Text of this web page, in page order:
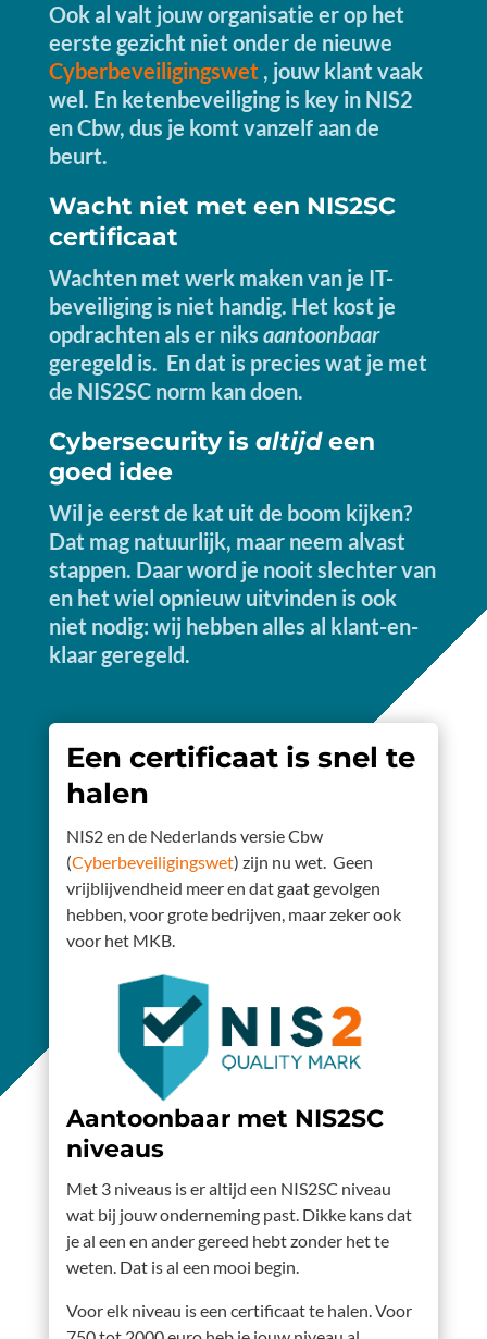
Ook al valt jouw organisatie er op het
eerste gezicht niet onder de nieuwe
Cyberbeveiligingswet, jouw klant vaak
wel. En ketenbeveiliging is key in NIS2
en Cbw, dus je komt vanzelf aan de
beurt.
Wacht niet met een NIS2SC
certificaat
Wachten met werk maken van je IT-
beveiliging is niet handig. Het kost je
opdrachten als er niks aantoonbaar
geregeld is. En dat is precies wat je met
de NIS2SC norm kan doen.
Cybersecurity is altijdeen
goed idee
Wil je eerst de kat uit de boom kijken?
Dat mag natuurlijk, maar neem alvast
stappen. Daar word je nooit slechter van
en het wiel opnieuw uitvinden is ook
niet nodig: wij hebben alles al klant-en-
klaar geregeld.
Een certificaat is snel te
halen
NIS2 en de Nederlands versie Cbw
(Cyberbeveiligingswet) zijn nu wet. Geen
vrijblijvendheid meer en dat gaat gevolgen
hebben, voor grote bedrijven, maar zeker ook
voor het MKB.
Aantoonbaar met NIS2SC
niveaus
Met 3 niveaus is er altijd een NIS2SC niveau
wat bij jouw onderneming past. Dikke kans dat
je al een en ander gereed hebt zonder het te
weten. Dat is al een mooi begin.
Voor elk niveau is een certificaat te halen. Voor